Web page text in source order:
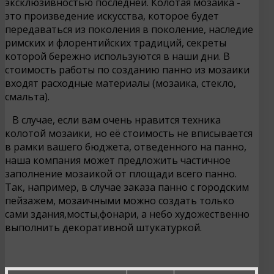
эксклюзивностью последней. Колотая мозаика -
это произведение искусства, которое будет
передаваться из поколения в поколение, наследие
римских и флорентийских традиций, секреты
которой бережно используются в наши дни. В
стоимость работы по созданию панно из мозаики
входят расходные материалы (мозаика, стекло,
смальта).
В случае, если вам очень нравится техника
колотой мозаики, но её стоимость не вписывается
в рамки вашего бюджета, отведенного на панно,
наша компания может предложить частичное
заполнение мозаикой от площади всего панно.
Так, например, в случае заказа панно с городским
пейзажем, мозаичными можно создать только
сами здания,мосты,фонари, а небо художественно
выполнить декоративной штукатуркой.